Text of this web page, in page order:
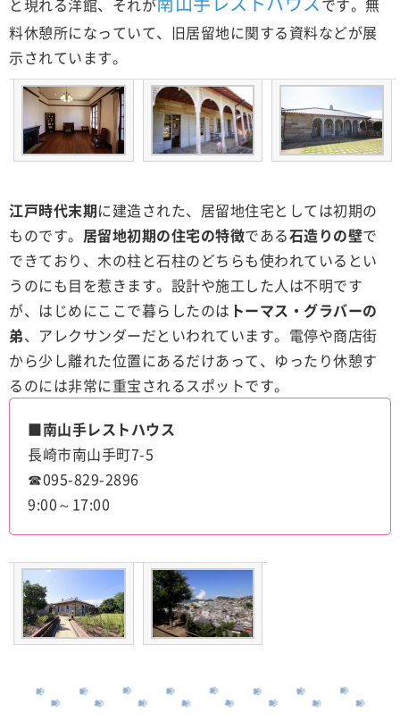
料休憩所になっていて、旧居留地に関する資料などが展
示されています。
江戸時代末期に建造された、居留地住宅としては初期の
ものです。 居留地初期の住宅の特徴である石造りの壁で
できており、木の柱と石柱のどちらも使われているとい
うのにも目を惹きます。設計や施工した人は不明です
が、はじめにここで暮らしたのは トーマス・グラバーの
弟、アレクサンダーだといわれています。電停や商店街
から少し離れた位置にあるだけあって、ゆったり休憩す
るのには非常に重宝されるスポットです。
■南山手レストハウス
長崎市南山手町7-5
☎095-829-2896
9:00～17:00